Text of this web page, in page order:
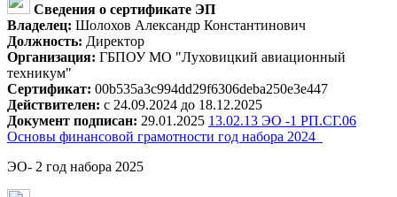
Сведения о сертификате ЭП
Владелец: Шолохов Александр Константинович
Должность: Директор
Организация: ГБПОУ МО "Луховицкий авиационный
техникум"
Сертификат: 00b535a3c994dd29f6306deba250e3e447
Действителен: с 24.09.2024 до 18.12.2025
Документ подписан: 29.01.2025 13.02.13 ЭО -1 РП.СГ.06
Основы финансовой грамотности год набора 2024_
ЭО- 2 год набора 2025